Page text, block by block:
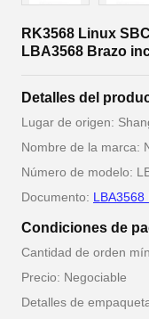
RK3568 Linux
LBA3568 Brazo
Detalles del
Lugar de origen:
Nombre de la marca:
Número de modelo:
Documento: LBA3568
Condiciones de
Cantidad de orden
Precio: Negociable
Detalles de